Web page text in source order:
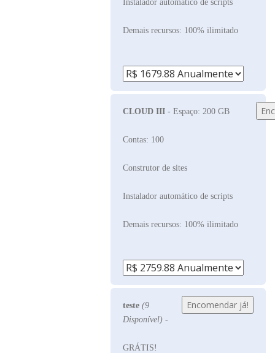
Instalador automático de scripts
Demais recursos: 100% ilimitado
CLOUD III - Espaço: 200 GB
Contas: 100
Construtor de sites
Instalador automático de scripts
Demais recursos: 100% ilimitado
teste (9
Disponível) -
GRÁTIS!